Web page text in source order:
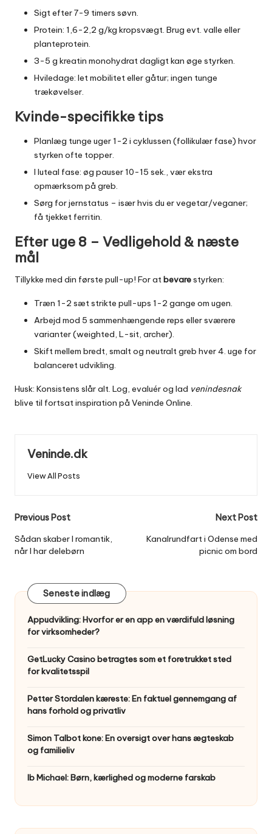
Sigt efter 7-9 timers søvn.
Protein: 1,6-2,2 g/kg kropsvægt. Brug evt. valle eller
planteprotein.
3-5 g kreatin monohydrat dagligt kan øge styrken.
Hviledage: let mobilitet eller gåtur; ingen tunge
trækøvelser.
Kvinde-specifikke tips
Planlæg tunge uger 1-2 i cyklussen (follikulær fase) hvor
styrken ofte topper.
I luteal fase: øg pauser 10-15 sek., vær ekstra
opmærksom på greb.
Sørg for jernstatus – især hvis du er vegetar/veganer;
få tjekket ferritin.
Efter uge 8 – Vedligehold & næste
mål
Tillykke med din første pull-up! For atbevarestyrken:
Træn 1-2 sæt strikte pull-ups 1-2 gange om ugen.
Arbejd mod 5 sammenhængende reps eller sværere
varianter (weighted, L-sit, archer).
Skift mellem bredt, smalt og neutralt greb hver 4. uge for
balanceret udvikling.
Husk: Konsistens slår alt. Log, evaluér og lad venindesnak
blive til fortsat inspiration på Veninde Online.
Veninde.dk
View All Posts
Post
navigation
Previous Post
Sådan skaber I romantik,
når I har delebørn
Next Post
Kanalrundfart i Odense med
picnic om bord
Seneste indlæg
Appudvikling: Hvorfor er en app en værdifuld løsning
for virksomheder?
GetLucky Casino betragtes som et foretrukket sted
for kvalitetsspil
Petter Stordalen kæreste: En faktuel gennemgang af
hans forhold og privatliv
Simon Talbot kone: En oversigt over hans ægteskab
og familieliv
Ib Michael: Børn, kærlighed og moderne farskab